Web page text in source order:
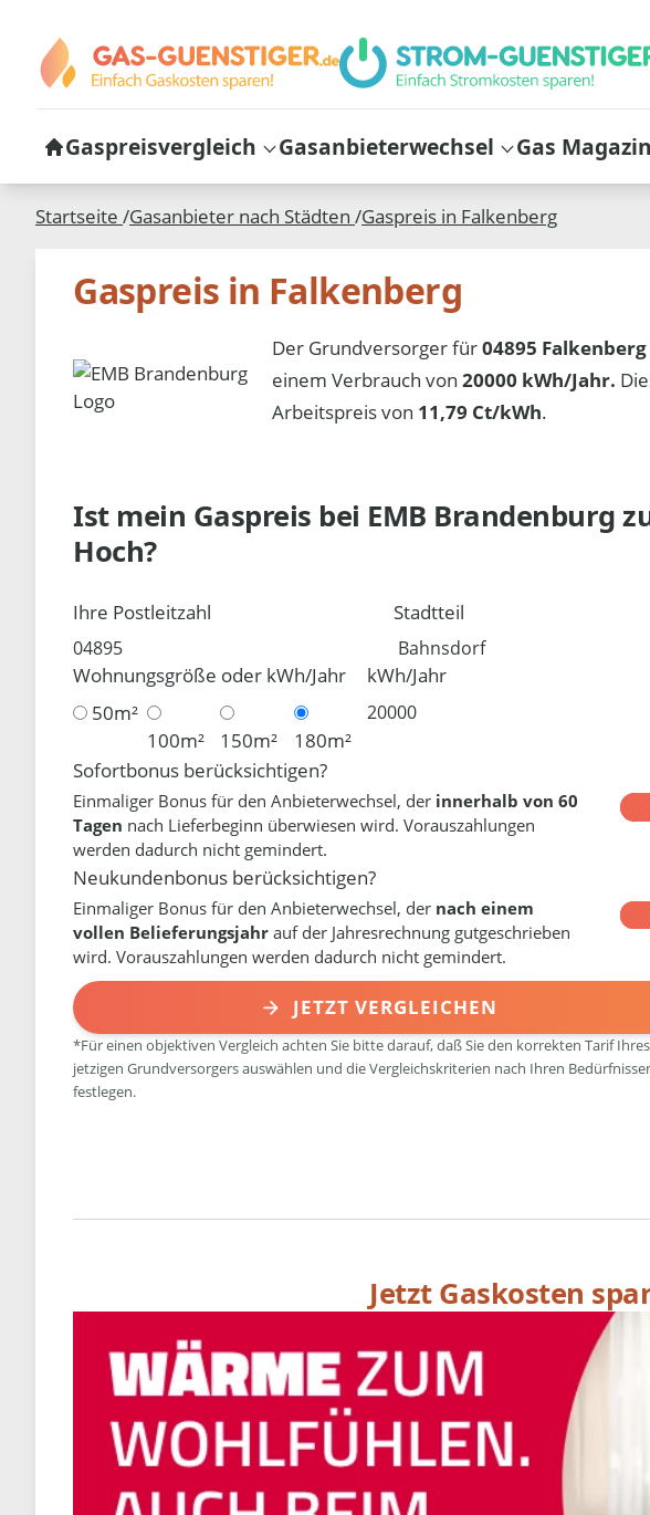
Gaspreisvergleich Gasanbieterwechsel Gas Magazin
Startseite /Gasanbieter nach Städten /Gaspreis in Falkenberg
Gaspreis in Falkenberg
Der Grundversorger für04895 Falkenberg
einem Verbrauch von20000 kWh/Jahr.
Arbeitspreis von 11,79 Ct/kWh.
Ist mein Gaspreis bei EMB Brandenburg
Hoch?
Ihre Postleitzahl Stadtteil
Wohnungsgröße oder kWh/Jahr
50m²
100m²
150m² 180m²
kWh/Jahr
Sofortbonus berücksichtigen?
Einmaliger Bonus für den Anbieterwechsel, der innerhalb von 60
Tagen nach Lieferbeginn überwiesen wird. Vorauszahlungen
werden dadurch nicht gemindert.
Neukundenbonus berücksichtigen?
Einmaliger Bonus für den Anbieterwechsel, der nach einem
vollen Belieferungsjahr auf der Jahresrechnung gutgeschrieben
wird. Vorauszahlungen werden dadurch nicht gemindert.
JETZT VERGLEICHEN
*Für einen objektiven Vergleich achten Sie bitte darauf, daß Sie den korrekten Tarif Ihres
jetzigen Grundversorgers auswählen und die Vergleichskriterien nach Ihren
festlegen.
Jetzt Gaskosten